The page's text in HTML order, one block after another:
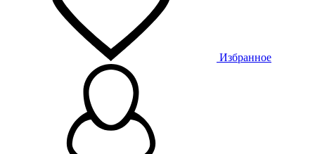
Избранное